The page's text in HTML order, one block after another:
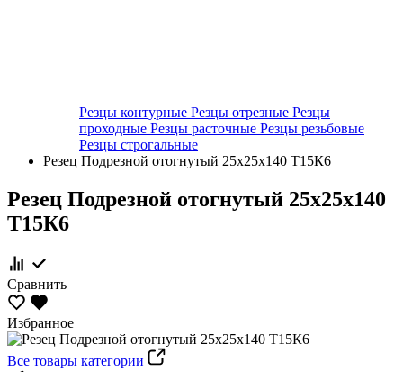
Резцы контурные Резцы отрезные Резцы
проходные Резцы расточные Резцы резьбовые
Резцы строгальные
Резец Подрезной отогнутый 25х25х140 Т15К6
Резец Подрезной отогнутый 25х25х140
Т15К6
Сравнить
Избранное
Все товары категории